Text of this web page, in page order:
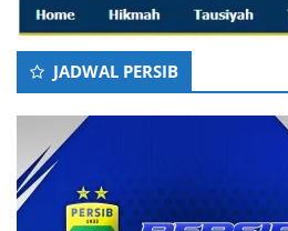
JADWAL PERSIB